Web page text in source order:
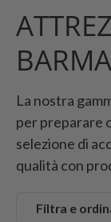
La nostra
per preparare
selezione di
qualità con
Filtra e